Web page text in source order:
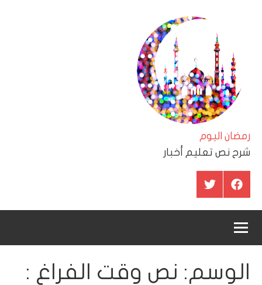
رمضان اليوم
شرح نص تعليم أخبار
عنصر
القائمة
عنصر
القائمة
الوسم: نص وقت الفراغ :